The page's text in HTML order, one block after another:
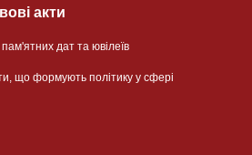
акти
дат та ювілеїв
що формують політику у сфері